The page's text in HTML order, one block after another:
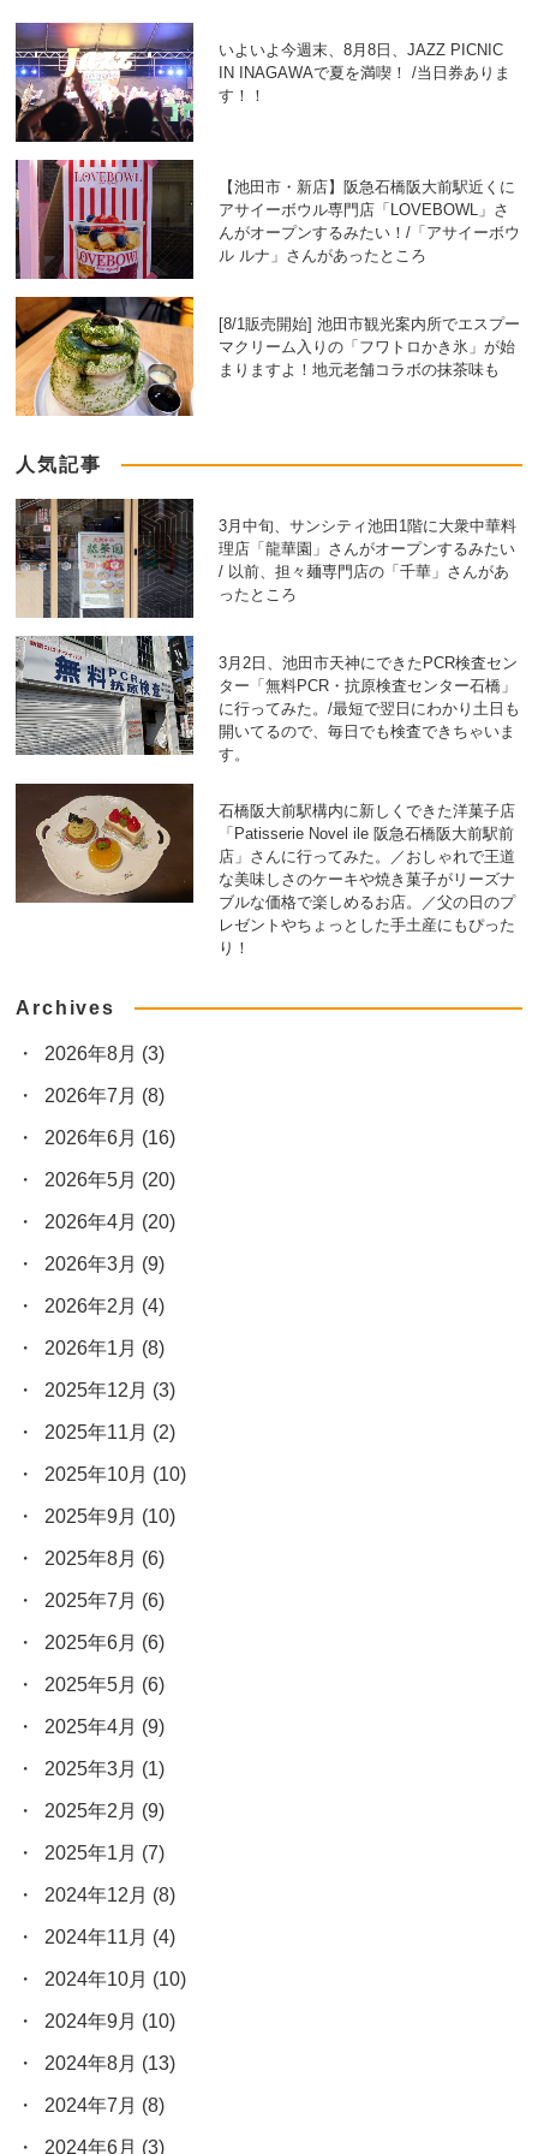
いよいよ今週末、8月8日、JAZZ PICNIC
IN INAGAWAで夏を満喫！ /当日券ありま
す！！
【池田市・新店】阪急石橋阪大前駅近くに
アサイーボウル専門店「LOVEBOWL」さ
んがオープンするみたい！/「アサイーボウ
ル ルナ」さんがあったところ
[8/1販売開始] 池田市観光案内所でエスプー
マクリーム入りの「フワトロかき氷」が始
まりますよ！地元老舗コラボの抹茶味も
人気記事
3月中旬、サンシティ池田1階に大衆中華料
理店「龍華園」さんがオープンするみたい
/ 以前、担々麺専門店の「千華」さんがあ
ったところ
3月2日、池田市天神にできたPCR検査セン
ター「無料PCR・抗原検査センター石橋」
に行ってみた。/最短で翌日にわかり土日も
開いてるので、毎日でも検査できちゃいま
す。
石橋阪大前駅構内に新しくできた洋菓子店
「Patisserie Novel ile 阪急石橋阪大前駅前
店」さんに行ってみた。／おしゃれで王道
な美味しさのケーキや焼き菓子がリーズナ
ブルな価格で楽しめるお店。／父の日のプ
レゼントやちょっとした手土産にもぴった
り！
Archives
2026年8月 (3)
2026年7月 (8)
2026年6月 (16)
2026年5月 (20)
2026年4月 (20)
2026年3月 (9)
2026年2月 (4)
2026年1月 (8)
2025年12月 (3)
2025年11月 (2)
2025年10月 (10)
2025年9月 (10)
2025年8月 (6)
2025年7月 (6)
2025年6月 (6)
2025年5月 (6)
2025年4月 (9)
2025年3月 (1)
2025年2月 (9)
2025年1月 (7)
2024年12月 (8)
2024年11月 (4)
2024年10月 (10)
2024年9月 (10)
2024年8月 (13)
2024年7月 (8)
2024年6月 (3)